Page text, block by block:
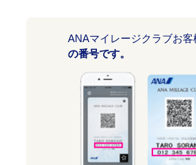
ANAマイレージクラブお客
の番号です。